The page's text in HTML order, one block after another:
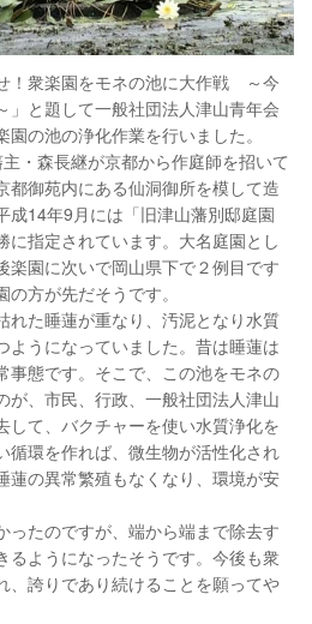
！衆楽園をモネの池に大作戦 ～今
」と題して一般社団法人津山青年会
の池の浄化作業を行いました。
・森長継が京都から作庭師を招いて
都御苑内にある仙洞御所を模して造
成14年9月には「旧津山藩別邸庭園
に指定されています。大名庭園とし
楽園に次いで岡山県下で２例目です
方が先だそうです。
た睡蓮が重なり、汚泥となり水質
ようになっていました。昔は睡蓮は
事態です。そこで、この池をモネの
が、市民、行政、一般社団法人津山
して、バクチャーを使い水質浄化を
循環を作れば、微生物が活性化され
蓮の異常繁殖もなくなり、環境が安
たのですが、端から端まで除去す
るようになったそうです。今後も衆
、誇りであり続けることを願ってや